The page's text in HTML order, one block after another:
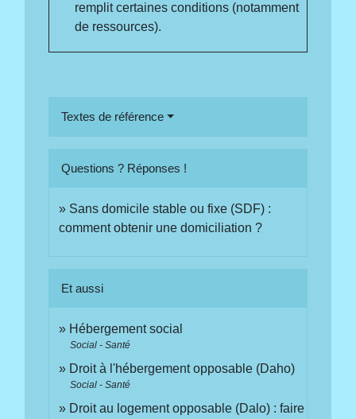
remplit certaines conditions (notamment
de ressources).
Textes de référence
Questions ? Réponses !
Sans domicile stable ou fixe (SDF) :
comment obtenir une domiciliation ?
Et aussi
Hébergement social
Social - Santé
Droit à l'hébergement opposable (Daho)
Social - Santé
Droit au logement opposable (Dalo) : faire